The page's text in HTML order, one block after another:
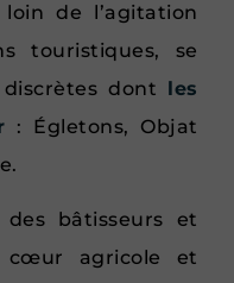
de l’agitation
touristiques, se
dont les
: Égletons, Objat
des bâtisseurs et
cœur agricole et